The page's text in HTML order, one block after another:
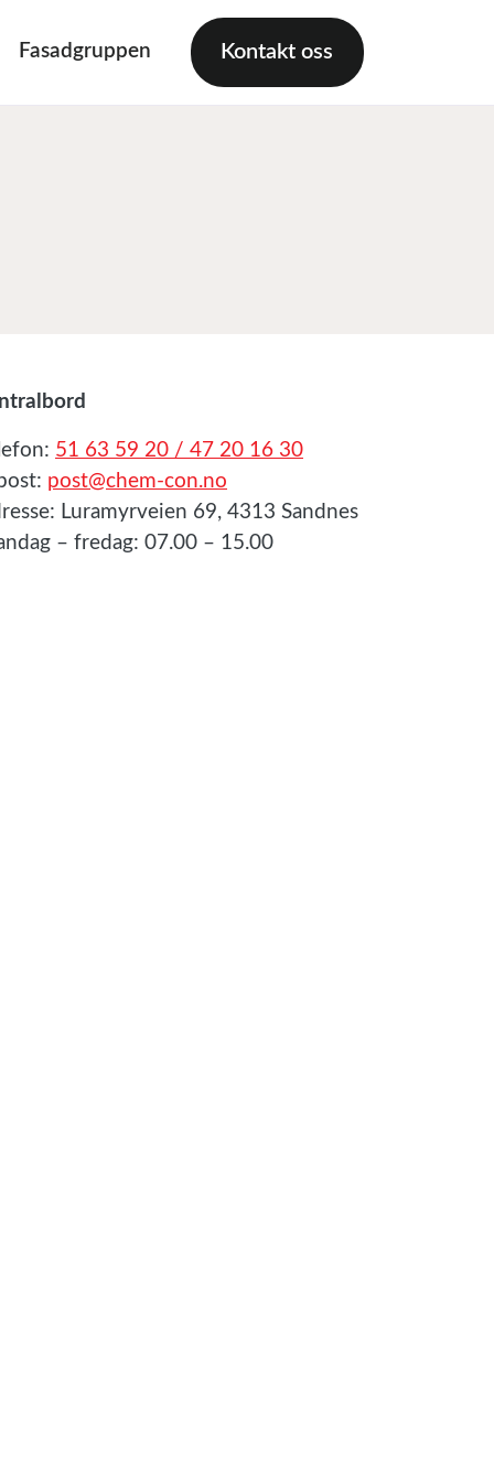
Fasadgruppen Kontakt oss
51 63 59 20 / 47 20 16 30
post@chem-con.no
Luramyrveien 69, 4313 Sandnes
– fredag: 07.00 – 15.00